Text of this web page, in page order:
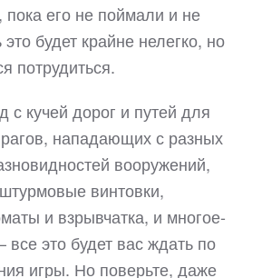
пока его не поймали и не
будет крайне нелегко, но
потрудиться.
с кучей дорог и путей для
нападающих с разных
вооружений,
винтовки,
и взрывчатка, и многое-
все это будет вас ждать по
игры. Но поверьте, даже